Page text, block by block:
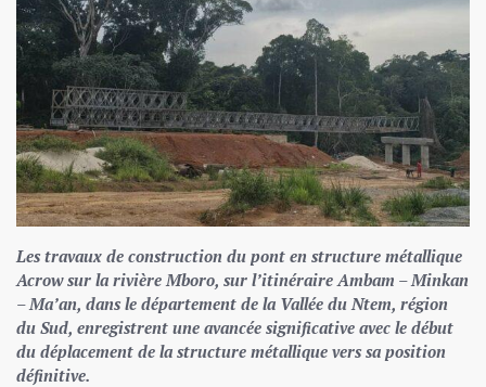
Les travaux de construction du pont en structure métallique
Acrow sur la rivière Mboro, sur l’itinéraire Ambam – Minkan
– Ma’an, dans le département de la Vallée du Ntem, région
du Sud, enregistrent une avancée significative avec le début
du déplacement de la structure métallique vers sa position
définitive.